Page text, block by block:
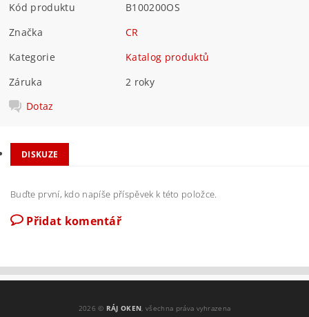
Kód produktu
B100200OS
Značka
CR
Kategorie
Katalog produktů
Záruka
2 roky
Dotaz
DISKUZE
Buďte první, kdo napíše příspěvek k této položce.
Přidat komentář
2026 © RÁJ OKEN , všechna práva vyhrazena